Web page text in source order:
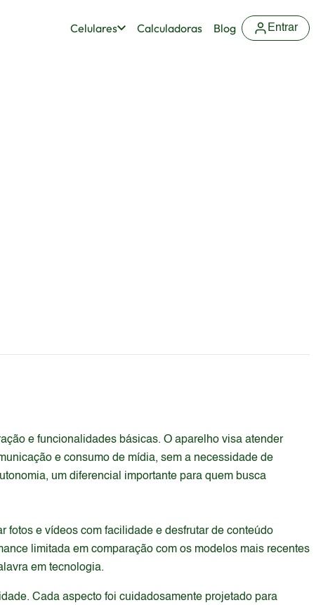
Celulares Calculadoras Blog Entrar
e funcionalidades básicas. O aparelho visa atender
e consumo de mídia, sem a necessidade de
um diferencial importante para quem busca
fotos e vídeos com facilidade e desfrutar de conteúdo
limitada em comparação com os modelos mais recentes
em tecnologia.
Cada aspecto foi cuidadosamente projetado para